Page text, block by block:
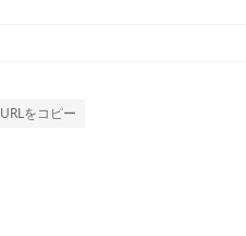
URLをコピー